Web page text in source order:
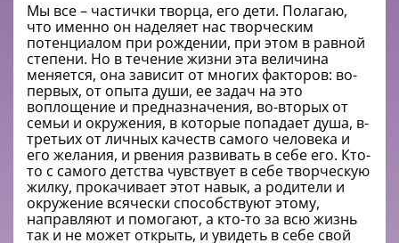
Мы все – частички творца, его дети. Полагаю,
что именно он наделяет нас творческим
потенциалом при рождении, при этом в равной
степени. Но в течение жизни эта величина
меняется, она зависит от многих факторов: во-
первых, от опыта души, ее задач на это
воплощение и предназначения, во-вторых от
семьи и окружения, в которые попадает душа, в-
третьих от личных качеств самого человека и
его желания, и рвения развивать в себе его. Кто-
то с самого детства чувствует в себе творческую
жилку, прокачивает этот навык, а родители и
окружение всячески способствуют этому,
направляют и помогают, а кто-то за всю жизнь
так и не может открыть, и увидеть в себе свой